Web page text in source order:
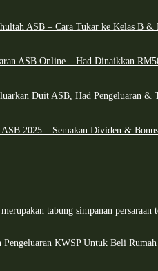
ASB – Cara Tukar ke Kelas B &
ASB Online – Had Dinaikkan
Duit ASB, Had Pengeluaran &
2025 – Semakan Dividen &
tabung simpanan persaraan
Pengeluaran KWSP Untuk Beli